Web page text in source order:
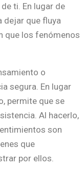
ti. En lugar de
dejar que fluya
que los fenómenos
o
segura. En lugar
permite que se
Al hacerlo,
son
que
por ellos.